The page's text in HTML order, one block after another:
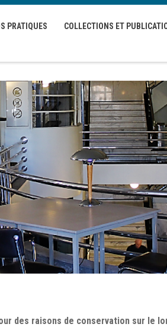
PRATIQUES COLLECTIONS ET
des raisons de conservation sur le